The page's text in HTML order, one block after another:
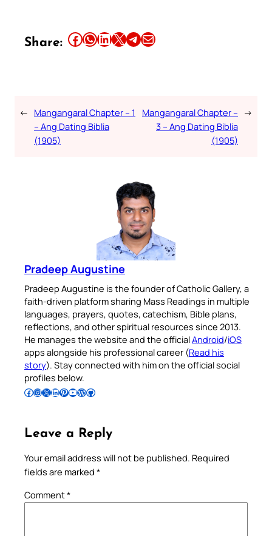
Share: Share this article on Facebook Share this article on WhatsApp Share this article on LinkedIn Share this article on X Share this article on TelegramEmail this Article
← Mangangaral Chapter – 1
– Ang Dating Biblia
(1905)
Mangangaral Chapter –
3 – Ang Dating Biblia
(1905)
→
Pradeep Augustine
Pradeep Augustine is the founder of Catholic Gallery, a
faith-driven platform sharing Mass Readings in multiple
languages, prayers, quotes, catechism, Bible plans,
reflections, and other spiritual resources since 2013.
He manages the website and the officialAndroid/iOS
apps alongside his professional career (Read his
story). Stay connected with him on the official social
profiles below.
Follow Pradeep on Facebook Follow Pradeep on InstagramFollow Pradeep on X Follow Pradeep on LinkedIn Follow Pradeep on Pinterest Subscribe to Pradeep’s Youtube Channel Follow Pradeep on WordPress Follow Pradeep on GitHub
Leave a Reply
Your email address will not be published. Required
fields are marked *
Comment*